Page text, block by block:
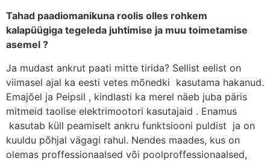
Tahad paadiomanikuna roolis olles rohkem
kalapüügiga tegeleda juhtimise ja muu toimetamise
asemel ?
Ja mudast ankrut paati mitte tirida? Sellist eelist on
viimasel ajal ka eesti vetes mõnedki kasutama hakanud.
Emajõel ja Peipsil , kindlasti ka merel näeb juba päris
mitmeid taolise elektrimootori kasutajaid . Enamus
kasutab küll peamiselt ankru funktsiooni puldist ja on
kuuldu põhjal vägagi rahul. Nendes maades, kus on
olemas proffessionaalsed või poolproffessionaalsed,